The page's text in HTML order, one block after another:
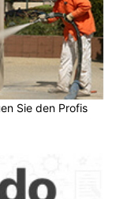
Sie den Profis